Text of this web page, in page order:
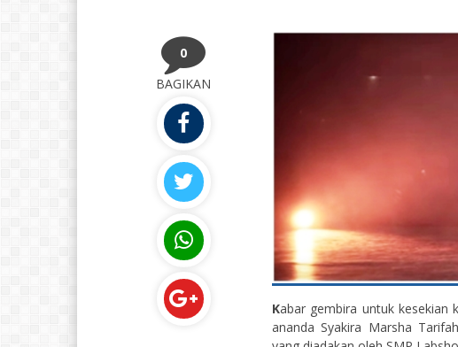
0
BAGIKAN
Kabar gembira untuk kesekian
ananda Syakira Marsha